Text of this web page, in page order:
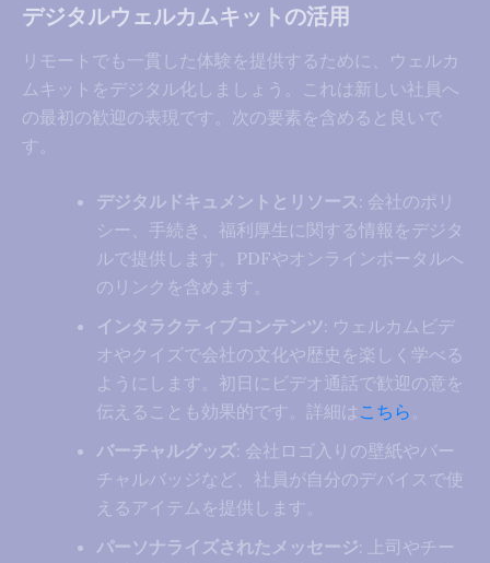
デジタルウェルカムキットの活用
リモートでも一貫した体験を提供するために、ウェルカ
ムキットをデジタル化しましょう。これは新しい社員へ
の最初の歓迎の表現です。次の要素を含めると良いで
す。
デジタルドキュメントとリソース: 会社のポリ
シー、手続き、福利厚生に関する情報をデジタ
ルで提供します。PDFやオンラインポータルへ
のリンクを含めます。
インタラクティブコンテンツ: ウェルカムビデ
オやクイズで会社の文化や歴史を楽しく学べる
ようにします。初日にビデオ通話で歓迎の意を
伝えることも効果的です。詳細は こちら
バーチャルグッズ: 会社ロゴ入りの壁紙やバー
チャルバッジなど、社員が自分のデバイスで使
えるアイテムを提供します。
パーソナライズされたメッセージ: 上司やチー